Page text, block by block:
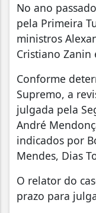
No ano
pela Primeira
ministros
Cristiano Zanin
Conforme
Supremo, a
julgada pela
André
indicados por
Mendes, Dias
O relator do
prazo para